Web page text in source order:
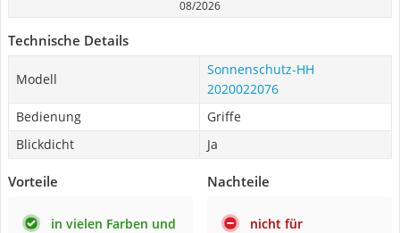
08/2026
Technische Details
Modell
Sonnenschutz-HH
2020022076
Bedienung
Griffe
Blickdicht
Ja
Vorteile
in vielen Farben und
Nachteile
nicht für